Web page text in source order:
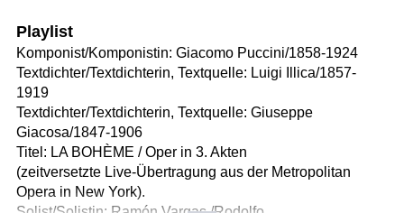
Playlist
Komponist/Komponistin: Giacomo Puccini/1858-1924
Textdichter/Textdichterin, Textquelle: Luigi Illica/1857-
1919
Textdichter/Textdichterin, Textquelle: Giuseppe
Giacosa/1847-1906
Titel: LA BOHÈME / Oper in 3. Akten
(zeitversetzte Live-Übertragung aus der Metropolitan
Opera in New York).